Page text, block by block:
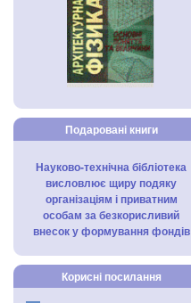
Подаровані книги
Науково-технічна бібліотека
висловлює щиру подяку
організаціям і приватним
особам за безкорисливий
внесок у формування фондів
Корисні посилання